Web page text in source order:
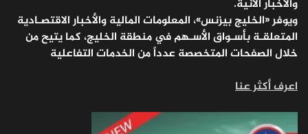
والأخبار الآنية.
ويوفر «الخليج بيزنس»، المعلومات المالية والأخبار الاقتصـادية
المتعلقـة بأسـواق الأسـهم في منطقة الخليج، كما يتيح من
خلال الصفحات المتخصصة عدداً من الخدمات التفاعلية
اعرف أكثر عنا